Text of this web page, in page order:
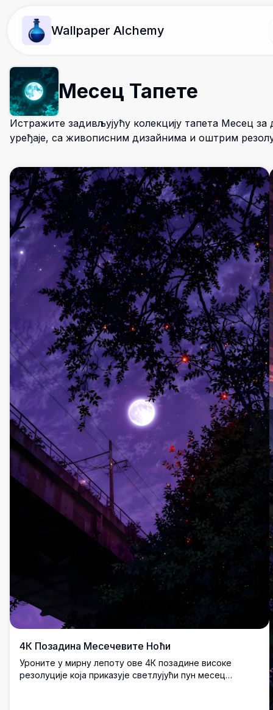
Wallpaper Alchemy
Месец Тапете
Истражите задивљујућу колекцију тапета Месец
уређаје, са живописним дизайнима и оштрим
4К Позадина Месечевите Ноћи
Уроните у мирну лепоту ове 4К позадине високе
резолуције која приказује светлујући пун месец